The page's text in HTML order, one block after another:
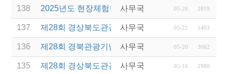
138 2025년도 현장체험학습 안전과정(신규ㆍ재강습) 교
사무국 05-26 2819
137 제28회 경상북도관광기념품 공모전 낙선작 반출기
사무국 05-22 1403
136 제28회 경북관광기념품 공모전 수상작 발표
사무국 05-20 3062
135 제28회 경상북도관광기념품공모전 결과발표 연장
사무국 05-16 2980